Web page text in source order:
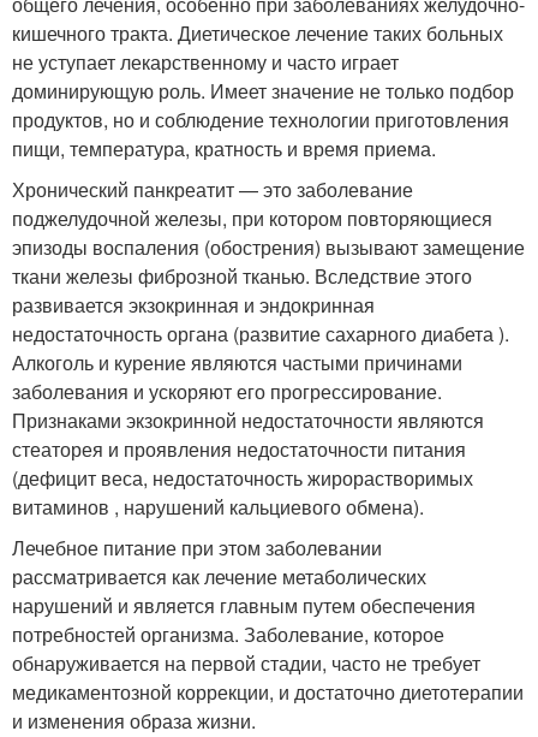
кишечного тракта. Диетическое лечение таких больных
не уступает лекарственному и часто играет
доминирующую роль. Имеет значение не только подбор
продуктов, но и соблюдение технологии приготовления
пищи, температура, кратность и время приема.
Хронический панкреатит — это заболевание
поджелудочной железы, при котором повторяющиеся
эпизоды воспаления (обострения) вызывают замещение
ткани железы фиброзной тканью. Вследствие этого
развивается экзокринная и эндокринная
недостаточность органа (развитие сахарного диабета ).
Алкоголь и курение являются частыми причинами
заболевания и ускоряют его прогрессирование.
Признаками экзокринной недостаточности являются
стеаторея и проявления недостаточности питания
(дефицит веса, недостаточность жирорастворимых
витаминов , нарушений кальциевого обмена).
Лечебное питание при этом заболевании
рассматривается как лечение метаболических
нарушений и является главным путем обеспечения
потребностей организма. Заболевание, которое
обнаруживается на первой стадии, часто не требует
медикаментозной коррекции, и достаточно диетотерапии
и изменения образа жизни.